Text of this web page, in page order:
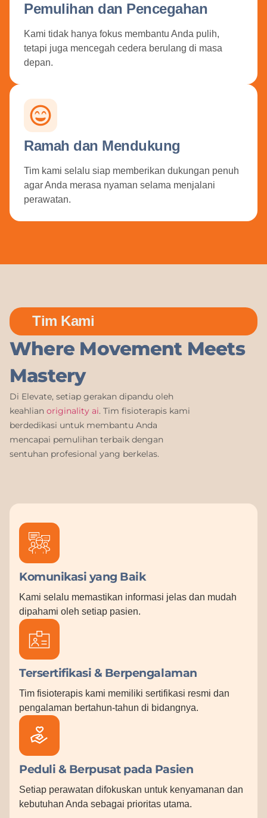
Pemulihan dan Pencegahan
Kami tidak hanya fokus membantu Anda pulih,
tetapi juga mencegah cedera berulang di masa
depan.
Ramah dan Mendukung
Tim kami selalu siap memberikan dukungan penuh
agar Anda merasa nyaman selama menjalani
perawatan.
Tim Kami
Where Movement Meets
Mastery
Di Elevate, setiap gerakan dipandu oleh
keahlian originality ai. Tim fisioterapis kami
berdedikasi untuk membantu Anda
mencapai pemulihan terbaik dengan
sentuhan profesional yang berkelas.
Komunikasi yang Baik
Kami selalu memastikan informasi jelas dan mudah
dipahami oleh setiap pasien.
Tersertifikasi & Berpengalaman
Tim fisioterapis kami memiliki sertifikasi resmi dan
pengalaman bertahun-tahun di bidangnya.
Peduli & Berpusat pada Pasien
Setiap perawatan difokuskan untuk kenyamanan dan
kebutuhan Anda sebagai prioritas utama.